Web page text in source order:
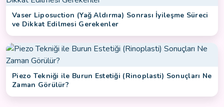
Vaser Liposuction (Yağ Aldırma) Sonrası İyileşme Süreci
ve Dikkat Edilmesi Gerekenler
Piezo Tekniği ile Burun Estetiği (Rinoplasti) Sonuçları Ne
Zaman Görülür?